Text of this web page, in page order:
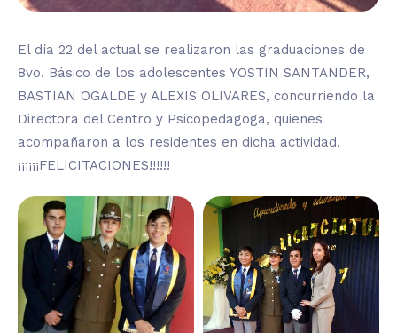
El día 22 del actual se realizaron las graduaciones de
8vo. Básico de los adolescentes YOSTIN SANTANDER,
BASTIAN OGALDE y ALEXIS OLIVARES, concurriendo la
Directora del Centro y Psicopedagoga, quienes
acompañaron a los residentes en dicha actividad.
¡¡¡¡¡¡FELICITACIONES!!!!!!